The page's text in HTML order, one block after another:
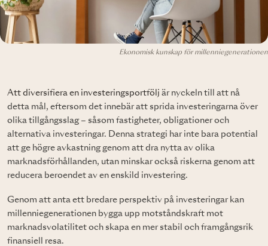
Ekonomisk kunskap för millenniegenerationen
Att diversifiera en investeringsportfölj är nyckeln till att nå
detta mål, eftersom det innebär att sprida investeringarna över
olika tillgångsslag – såsom fastigheter, obligationer och
alternativa investeringar. Denna strategi har inte bara potential
att ge högre avkastning genom att dra nytta av olika
marknadsförhållanden, utan minskar också riskerna genom att
reducera beroendet av en enskild investering.
Genom att anta ett bredare perspektiv på investeringar kan
millenniegenerationen bygga upp motståndskraft mot
marknadsvolatilitet och skapa en mer stabil och framgångsrik
finansiell resa.